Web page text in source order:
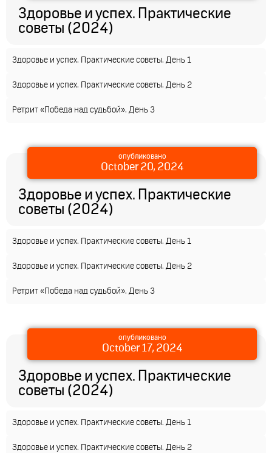
Здоровье и успех. Практические
советы (2024)
Здоровье и успех. Практические советы. День 1
Здоровье и успех. Практические советы. День 2
Ретрит «Победа над судьбой». День 3
опубликовано
October 20, 2024
Здоровье и успех. Практические
советы (2024)
Здоровье и успех. Практические советы. День 1
Здоровье и успех. Практические советы. День 2
Ретрит «Победа над судьбой». День 3
опубликовано
October 17, 2024
Здоровье и успех. Практические
советы (2024)
Здоровье и успех. Практические советы. День 1
Здоровье и успех. Практические советы. День 2